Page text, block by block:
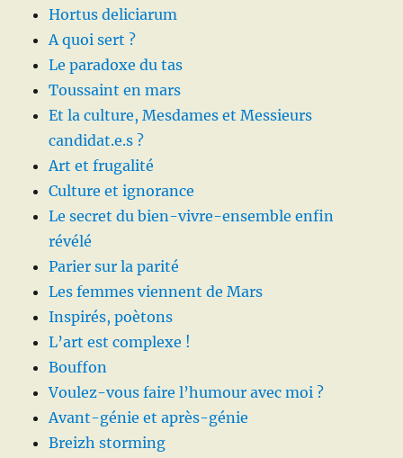
Hortus deliciarum
A quoi sert ?
Le paradoxe du tas
Toussaint en mars
Et la culture, Mesdames et Messieurs
candidat.e.s ?
Art et frugalité
Culture et ignorance
Le secret du bien-vivre-ensemble enfin
révélé
Parier sur la parité
Les femmes viennent de Mars
Inspirés, poètons
L’art est complexe !
Bouffon
Voulez-vous faire l’humour avec moi ?
Avant-génie et après-génie
Breizh storming